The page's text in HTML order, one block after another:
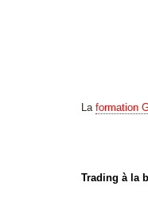
La formation
Trading à la